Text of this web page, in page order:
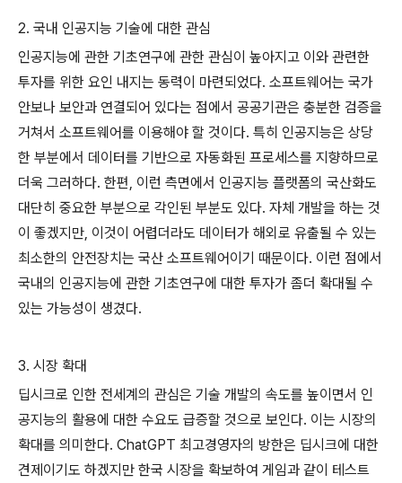
2. 국내 인공지능 기술에 대한 관심
인공지능에 관한 기초연구에 관한 관심이 높아지고 이와 관련한
투자를 위한 요인 내지는 동력이 마련되었다. 소프트웨어는 국가
안보나 보안과 연결되어 있다는 점에서 공공기관은 충분한 검증을
거쳐서 소프트웨어를 이용해야 할 것이다. 특히 인공지능은 상당
한 부분에서 데이터를 기반으로 자동화된 프로세스를 지향하므로
더욱 그러하다. 한편, 이런 측면에서 인공지능 플랫폼의 국산화도
대단히 중요한 부분으로 각인된 부분도 있다. 자체 개발을 하는 것
이 좋겠지만, 이것이 어렵더라도 데이터가 해외로 유출될 수 있는
최소한의 안전장치는 국산 소프트웨어이기 때문이다. 이런 점에서
국내의 인공지능에 관한 기초연구에 대한 투자가 좀더 확대될 수
있는 가능성이 생겼다.
3. 시장 확대
딥시크로 인한 전세계의 관심은 기술 개발의 속도를 높이면서 인
공지능의 활용에 대한 수요도 급증할 것으로 보인다. 이는 시장의
확대를 의미한다. ChatGPT 최고경영자의 방한은 딥시크에 대한
견제이기도 하겠지만 한국 시장을 확보하여 게임과 같이 테스트